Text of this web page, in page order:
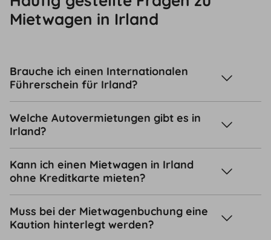
Mietwagen in Irland
Brauche ich einen Internationalen
Führerschein für Irland?
Welche Autovermietungen gibt es in
Irland?
Kann ich einen Mietwagen in Irland
ohne Kreditkarte mieten?
Muss bei der Mietwagenbuchung eine
Kaution hinterlegt werden?